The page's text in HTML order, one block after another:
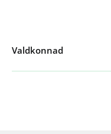
Valdkonnad